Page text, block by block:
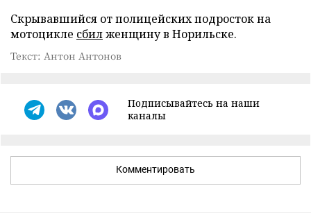
Скрывавшийся от полицейских подросток на
мотоцикле сбилженщину в Норильске.
Текст: Антон Антонов
Подписывайтесь на наши
каналы
Комментировать